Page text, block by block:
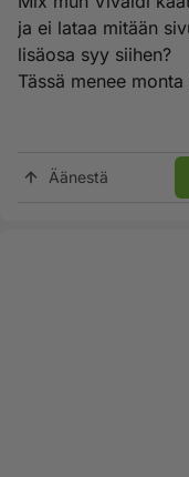
ja ei lataa mitään
lisäosa syy siihen?
Tässä menee
Äänestä